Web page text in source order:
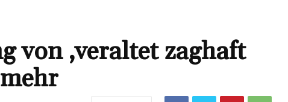
von ‚veraltet zaghaft